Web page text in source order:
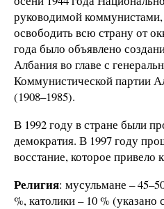
руководимой коммунистами,
освободить всю страну от
года было объявлено
Албания во главе с
Коммунистической партии
(1908–1985).
В 1992 году в стране были
демократия. В 1997 году
восстание, которое привело
Религия: мусульмане –
%, католики – 10 % (указано